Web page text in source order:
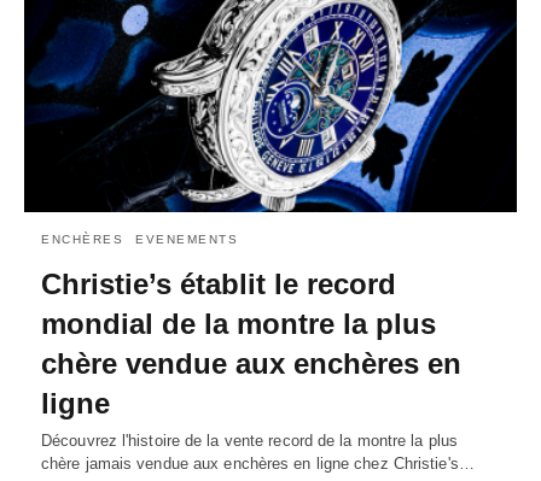
ENCHÈRES EVENEMENTS
Christie’s établit le record
mondial de la montre la plus
chère vendue aux enchères en
ligne
Découvrez l'histoire de la vente record de la montre la plus
chère jamais vendue aux enchères en ligne chez Christie's…